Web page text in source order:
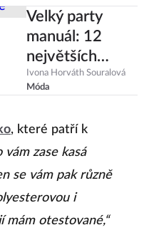
Velký party
manuál: 12
největších
trendů, které se
budou nosit na
večírcích
Ivona Horváth Souralová
Móda
, které patří k
vám zase kasá
se vám pak různě
i
mám otestované,“